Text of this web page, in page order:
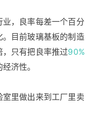
，良率每差一个百分
目前玻璃基板的制造
只有把良率推过90%
济性。
里做出来到工厂里卖